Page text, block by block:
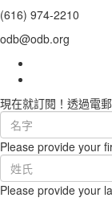
(616) 974-2210
odb@odb.org
現在就訂閱！透過電
First
Name
(required)
Please provide your
Last
Name
(required)
Please provide your